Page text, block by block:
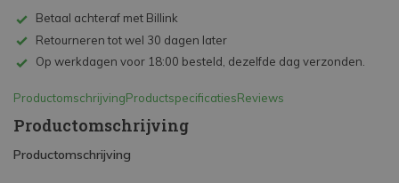
Betaal achteraf met Billink
Retourneren tot wel 30 dagen later
Op werkdagen voor 18:00 besteld, dezelfde dag verzonden.
ProductomschrijvingProductspecificatiesReviews
Productomschrijving
Productomschrijving